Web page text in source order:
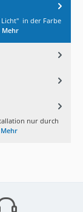
Licht" in der Farbe
Mehr
nur durch
Mehr